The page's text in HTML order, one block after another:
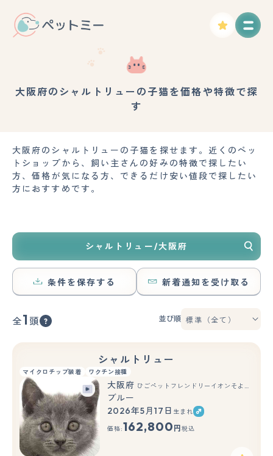
大阪府のシャルトリューの子猫を価格や特徴で探
す
大阪府のシャルトリューの子猫を探せます。近くのペッ
トショップから、飼い主さんの好みの特徴で探したい
方、価格が気になる方、できるだけ安い値段で探したい
方におすすめです。
シャルトリュー/大阪府
条件を保存する 新着通知を受け取る
全1 頭 並び順
シャルトリュー
マイクロチップ装着 ワクチン接種
もっと見る
大阪府 ひごペットフレンドリーイオンそよら海老江店
ブルー
2026年5月17日 生まれ
価格:162,800 円 税込